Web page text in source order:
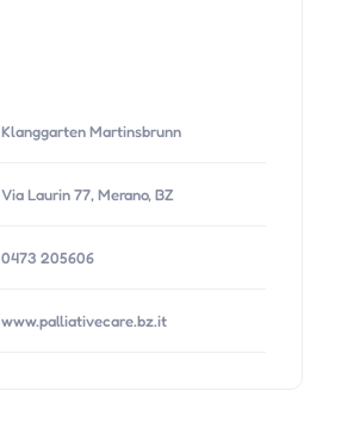
Klanggarten Martinsbrunn
Via Laurin 77, Merano, BZ
0473 205606
www.palliativecare.bz.it